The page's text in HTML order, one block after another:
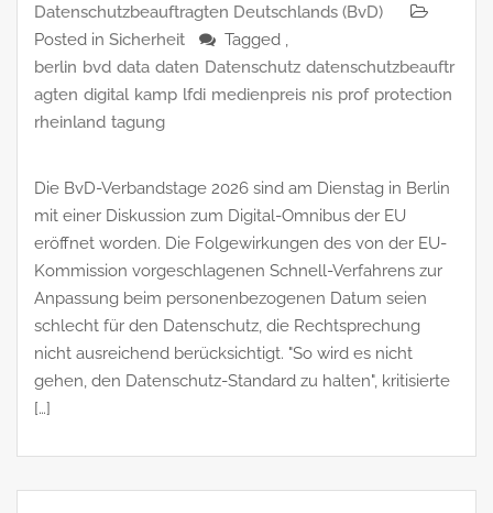
Datenschutzbeauftragten Deutschlands (BvD)
Posted in Sicherheit
Tagged ,
berlin bvd data daten Datenschutz datenschutzbeauftr
agten digital kamp lfdi medienpreis nis prof protection
rheinland tagung
Die BvD-Verbandstage 2026 sind am Dienstag in Berlin
mit einer Diskussion zum Digital-Omnibus der EU
eröffnet worden. Die Folgewirkungen des von der EU-
Kommission vorgeschlagenen Schnell-Verfahrens zur
Anpassung beim personenbezogenen Datum seien
schlecht für den Datenschutz, die Rechtsprechung
nicht ausreichend berücksichtigt. "So wird es nicht
gehen, den Datenschutz-Standard zu halten", kritisierte
[…]